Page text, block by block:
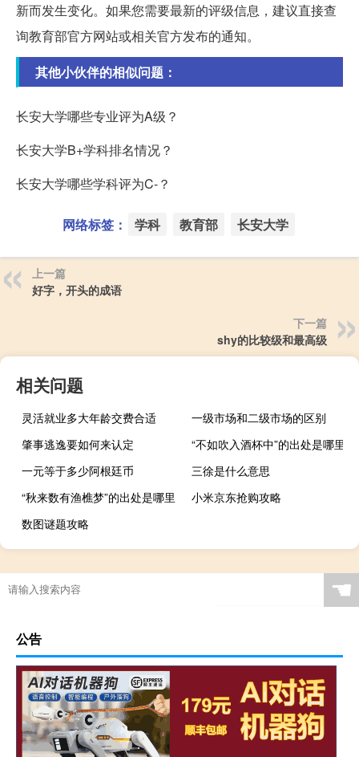
新而发生变化。如果您需要最新的评级信息，建议直接查
询教育部官方网站或相关官方发布的通知。
其他小伙伴的相似问题：
长安大学哪些专业评为A级？
长安大学B+学科排名情况？
长安大学哪些学科评为C-？
网络标签： 学科 教育部 长安大学
上一篇
好字，开头的成语
下一篇
shy的比较级和最高级
相关问题
灵活就业多大年龄交费合适
一级市场和二级市场的区别
肇事逃逸要如何来认定
“不如吹入酒杯中”的出处是哪里
一元等于多少阿根廷币
三徐是什么意思
“秋来数有渔樵梦”的出处是哪里
小米京东抢购攻略
数图谜题攻略
☚
公告